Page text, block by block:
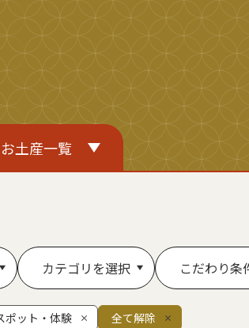
土産一覧
カテゴリを選択 こだわり条
ポット・体験 全て解除